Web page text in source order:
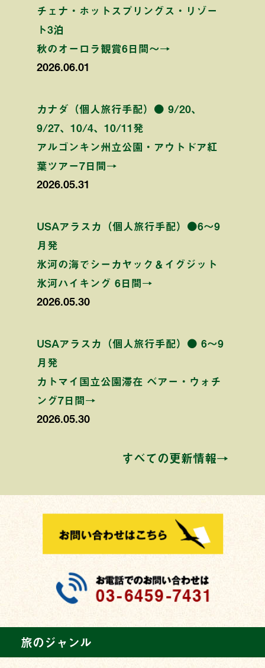
チェナ・ホットスプリングス・リゾー
ト3泊
秋のオーロラ観賞6日間〜→
2026.06.01
カナダ（個人旅行手配）● 9/20、
9/27、10/4、10/11発
アルゴンキン州立公園・アウトドア紅
葉ツアー7日間→
2026.05.31
USAアラスカ（個人旅行手配）●6〜9
月発
氷河の海でシーカヤック＆イグジット
氷河ハイキング 6日間→
2026.05.30
USAアラスカ（個人旅行手配）● 6〜9
月発
カトマイ国立公園滞在 ベアー・ウォチ
ング7日間→
2026.05.30
すべての更新情報→
旅のジャンル